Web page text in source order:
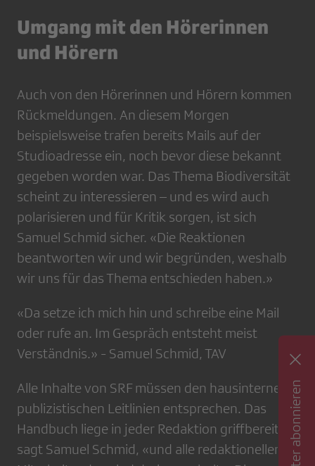
Umgang mit den Hörerinnen
und Hörern
Auch von den Hörerinnen und Hörern kommen
Rückmeldungen. An diesem Morgen
beispielsweise trafen ­bereits Mails auf der
Studioadresse ein, noch bevor diese bekannt
gegeben worden war. Das Thema Biodiversität
scheint zu interessieren – und es wird auch
polarisieren und für Kritik sorgen, ist sich
Samuel Schmid sicher. «Die Reaktionen
beantworten wir und wir begründen, weshalb
wir uns für das Thema entschieden haben.»
«Da setze ich mich hin und schreibe eine Mail
oder rufe an. Im Gespräch entsteht meist
Verständnis.» - Samuel Schmid, TAV
Alle Inhalte von SRF müssen den hausinternen
publizistischen Leitlinien entsprechen. Das
Handbuch liege in jeder Redaktion griffbereit,
sagt Samuel Schmid, «und alle redaktionellen